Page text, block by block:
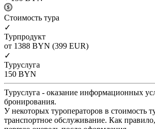
Cтоимость тура
✓
Турпродукт
от 1388 BYN (399 EUR)
✓
Туруслуга
150 BYN
Туруслуга - оказание информационных
бронирования.
У некоторых туроператоров в стоимость
транспортное обслуживание. Как